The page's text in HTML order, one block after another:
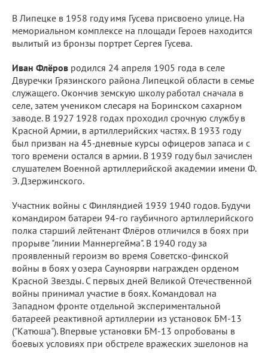
В Липецке в 1958 году имя Гусева присвоено улице. На
мемориальном комплексе на площади Героев находится
вылитый из бронзы портрет Сергея Гусева.
Иван Флёров родился 24 апреля 1905 года в селе
Двуречки Грязинского района Липецкой области в семье
служащего. Окончив земскую школу работал сначала в
селе, затем учеником слесаря на Боринском сахарном
заводе. В 1927 1928 годах проходил срочную службу в
Красной Армии, в артиллерийских частях. В 1933 году
был призван на 45-дневные курсы офицеров запаса и с
того времени остался в армии. В 1939 году был зачислен
слушателем Военной артиллерийской академии имени Ф.
Э. Дзержинского.
Участник войны с Финляндией 1939 1940 годов. Будучи
командиром батареи 94-го гаубичного артиллерийского
полка старший лейтенант Флёров отличился в боях при
прорыве "линии Маннергейма". В 1940 году за
проявленный героизм во время Советско-финской
войны в боях у озера Сауноярви награжден орденом
Красной Звезды. С первых дней Великой Отечественной
войны принимал участие в боях. Командовал на
Западном фронте отдельной экспериментальной
батареей реактивной артиллерии из установок БМ-13
("Катюша"). Впервые установки БМ-13 опробованы в
боевых условиях при обстреле вражеских эшелонов на